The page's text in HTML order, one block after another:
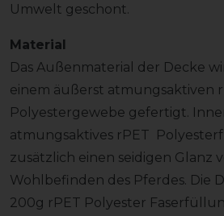
Umwelt geschont.
Material
Das Außenmaterial der Decke
einem äußerst atmungsaktiven
Polyestergewebe gefertigt.
atmungsaktives rPET
zusätzlich einen seidigen Glanz
Wohlbefinden des Pferdes. Die
200g rPET Polyester